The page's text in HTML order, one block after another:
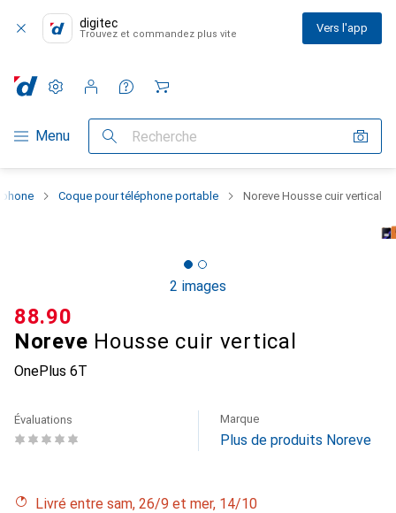
digitec
Trouvez et commandez plus vite Vers l'app
Navigation par catégorie
Menu Recherche
Paramètres
Compte client
Listes de comparaison
Listes d'envies
Panier
Coque pour téléphone portable Noreve Housse cuir vertical
2 images
Noreve Housse cuir vertical
OnePlus 6T
CHF
88.90
Évaluations Marque
Plus de produits Noreve
Livré entre sam, 26/9 et mer, 14/10